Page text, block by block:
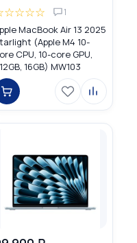
☆☆☆☆ 1
MacBook Air 13 2025
(Apple M4 10-
CPU, 10-core GPU,
16GB) MW103